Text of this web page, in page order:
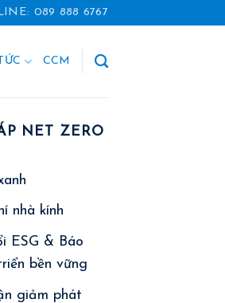
089 888 6767
CCM
NET ZERO
nhà kính
ESG & Báo
bền vững
giảm phát